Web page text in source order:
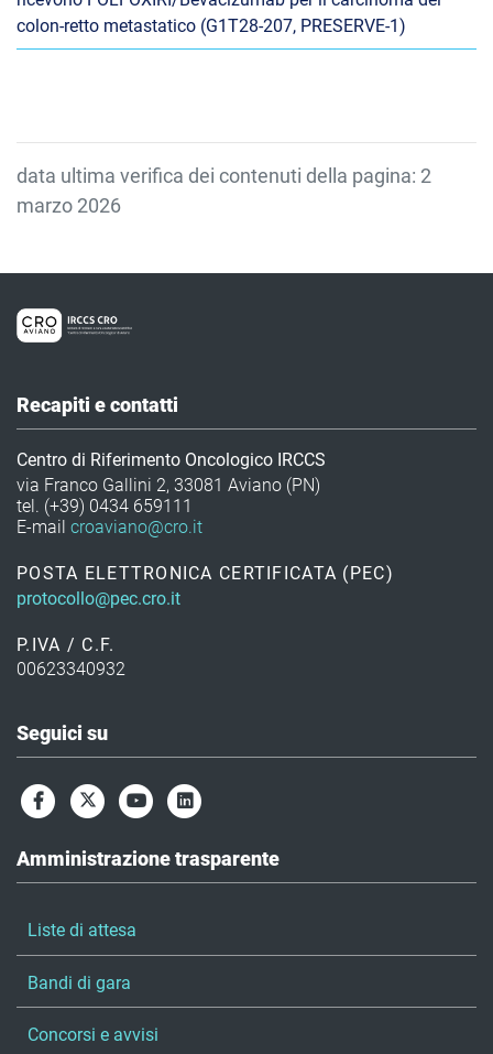
colon-retto metastatico (G1T28-207, PRESERVE-1)
data ultima verifica dei contenuti della pagina: 2
marzo 2026
Recapiti e contatti
Centro di Riferimento Oncologico IRCCS
via Franco Gallini 2, 33081 Aviano (PN)
tel. (+39) 0434 659111
E-mail croaviano@cro.it
POSTA ELETTRONICA CERTIFICATA (PEC)
protocollo@pec.cro.it
P.IVA / C.F.
00623340932
Seguici su
Amministrazione trasparente
Liste di attesa
Bandi di gara
Concorsi e avvisi